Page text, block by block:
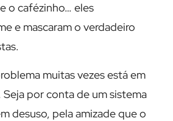
o cafézinho… eles
e mascaram o verdadeiro
muitas vezes está em
por conta de um sistema
desuso, pela amizade que o